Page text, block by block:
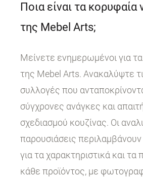
Ποια είναι τα κορυφαία
της Mebel Arts;
Μείνετε ενημερωμένοι για
της Mebel Arts. Ανακαλύψτε
συλλογές που
σύγχρονες ανάγκες και
σχεδιασμού κουζίνας. Οι
παρουσιάσεις
για τα χαρακτηριστικά και
κάθε προϊόντος, με